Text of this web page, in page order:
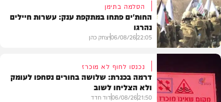
בעולם
הסלמה בתימן
החות'ים פתחו במתקפת ענק: עשרות חיילים
נהרגו
22:05
06/08/26יצחק כהן
נכנסו לחוף לא מוכרז
דרמה בכנרת: שלושה בחורים נסחפו לעומק
ולא הצליחו לשוב
21:50
06/08/26דוד חדד